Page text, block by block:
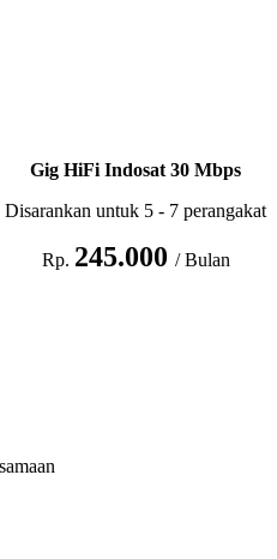
Gig HiFi Indosat 30 Mbps
Disarankan untuk 5 - 7 perangakat
Rp. 245.000 / Bulan